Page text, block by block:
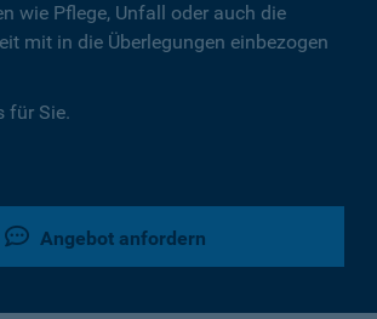
wie Pflege, Unfall oder auch die
mit in die Überlegungen einbezogen
für Sie.
Angebot anfordern